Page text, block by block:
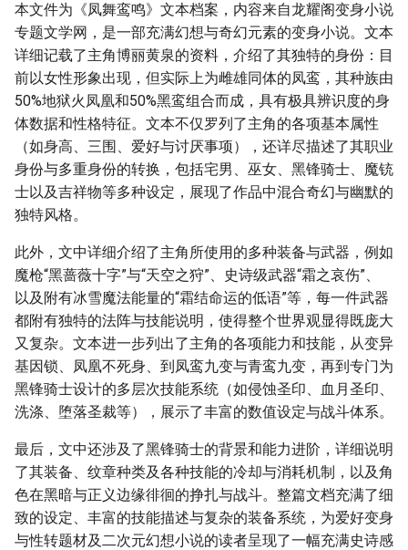
本文件为《凤舞鸾鸣》文本档案，内容来自龙耀阁变身小说
专题文学网，是一部充满幻想与奇幻元素的变身小说。文本
详细记载了主角博丽黄泉的资料，介绍了其独特的身份：目
前以女性形象出现，但实际上为雌雄同体的凤鸾，其种族由
50%地狱火凤凰和50%黑鸾组合而成，具有极具辨识度的身
体数据和性格特征。文本不仅罗列了主角的各项基本属性
（如身高、三围、爱好与讨厌事项），还详尽描述了其职业
身份与多重身份的转换，包括宅男、巫女、黑锋骑士、魔铳
士以及吉祥物等多种设定，展现了作品中混合奇幻与幽默的
独特风格。
此外，文中详细介绍了主角所使用的多种装备与武器，例如
魔枪“黑蔷薇十字”与“天空之狩”、史诗级武器“霜之哀伤”、
以及附有冰雪魔法能量的“霜结命运的低语”等，每一件武器
都附有独特的法阵与技能说明，使得整个世界观显得既庞大
又复杂。文本进一步列出了主角的各项能力和技能，从变异
基因锁、凤凰不死身、到凤鸾九变与青鸾九变，再到专门为
黑锋骑士设计的多层次技能系统（如侵蚀圣印、血月圣印、
洗涤、堕落圣裁等），展示了丰富的数值设定与战斗体系。
最后，文中还涉及了黑锋骑士的背景和能力进阶，详细说明
了其装备、纹章种类及各种技能的冷却与消耗机制，以及角
色在黑暗与正义边缘徘徊的挣扎与战斗。整篇文档充满了细
致的设定、丰富的技能描述与复杂的装备系统，为爱好变身
与性转题材及二次元幻想小说的读者呈现了一幅充满史诗感